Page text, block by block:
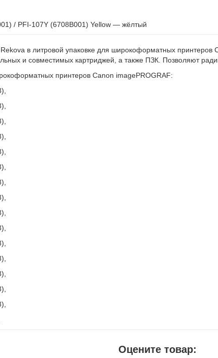
/ PFI-107Y (6708B001) Yellow — жёлтый
в литровой упаковке для широкоформатных принтеров
и совместимых картриджей, а также ПЗК. Позволяют
принтеров Canon imagePROGRAF:
Оцените товар: